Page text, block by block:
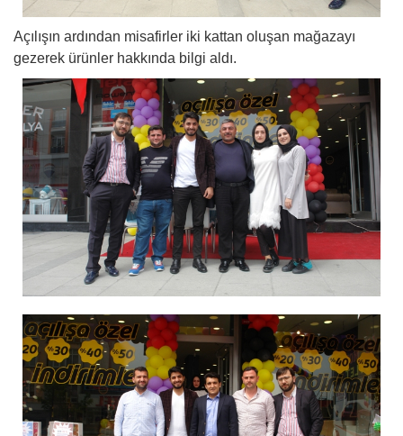
Açılışın ardından misafirler iki kattan oluşan mağazayı
gezerek ürünler hakkında bilgi aldı.